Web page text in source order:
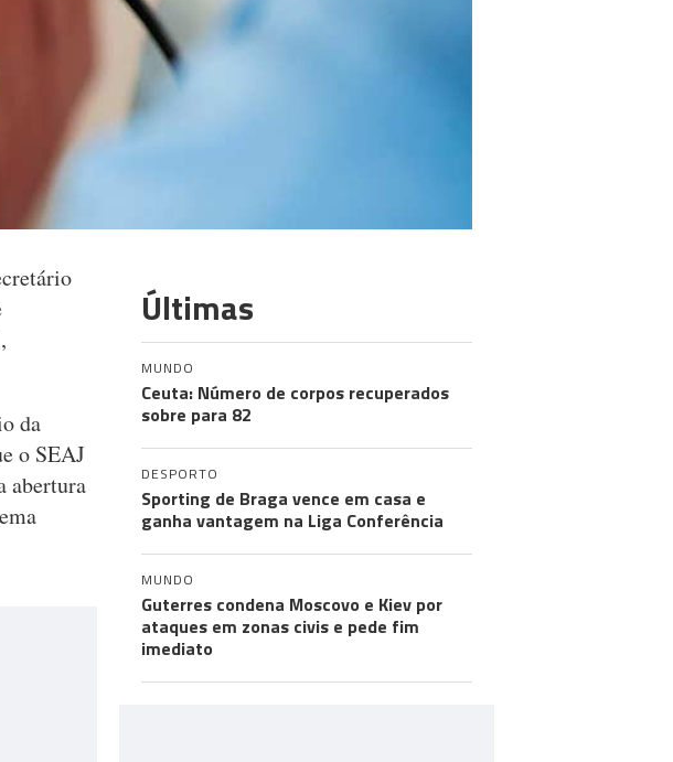
da
o SEAJ
abertura
Últimas
MUNDO
Ceuta: Número de corpos recuperados
sobre para 82
DESPORTO
Sporting de Braga vence em casa e
ganha vantagem na Liga Conferência
MUNDO
Guterres condena Moscovo e Kiev por
ataques em zonas civis e pede fim
imediato